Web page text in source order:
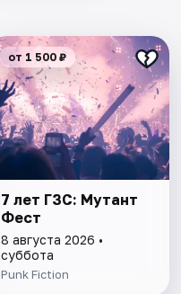
от 1 500 ₽
7 лет ГЗС: Мутант
Фест
8 августа 2026 •
суббота
Punk Fiction